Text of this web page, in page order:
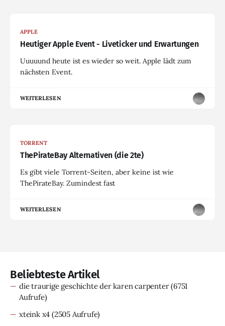
APPLE
Heutiger Apple Event - Liveticker und Erwartungen
Uuuuund heute ist es wieder so weit. Apple lädt zum
nächsten Event.
WEITERLESEN
TORRENT
ThePirateBay Alternativen (die 2te)
Es gibt viele Torrent-Seiten, aber keine ist wie
ThePirateBay. Zumindest fast
WEITERLESEN
Beliebteste Artikel
die traurige geschichte der karen carpenter(6751
Aufrufe)
xteink x4 (2505 Aufrufe)